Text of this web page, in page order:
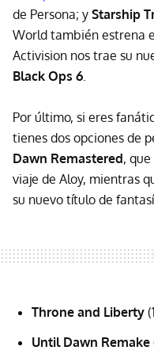
de Persona; y Starship
World también estrena
Activision nos trae su
Black Ops 6.
Por último, si eres
tienes dos opciones de
Dawn Remastered,
viaje de Aloy, mientras
su nuevo título de
Throne and Liberty
Until Dawn Remake